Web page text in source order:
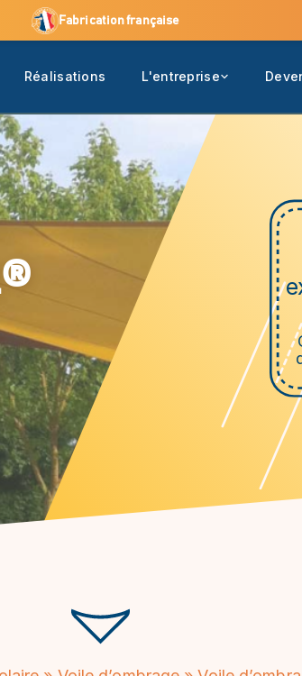
Fabrication française
Réalisations L'entreprise